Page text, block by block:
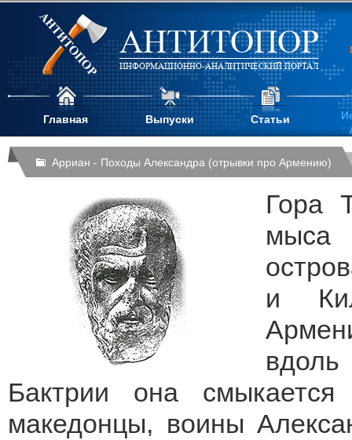
АНТИТОПОР
ИНФОРМАЦИОННО-АНАЛИТИЧЕСКИЙ ПОРТАЛ
Главная Выпуски Статьи
Арриан - Походы Александра (отрывки про Армению)
Гора
мыса
и
Бактрии она
македонцы, воины